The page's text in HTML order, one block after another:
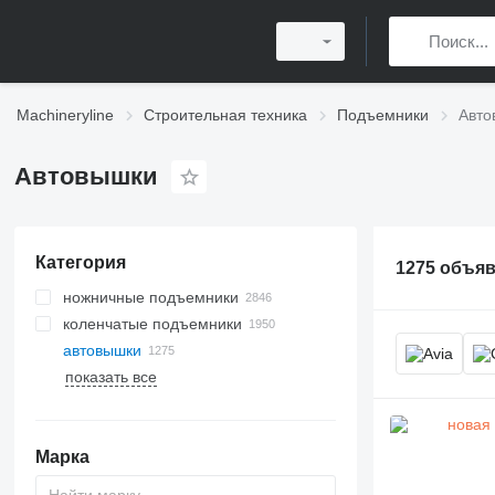
Machineryline Строительная техника Подъемники
Автовышки
Категория
ножничные подъемники
коленчатые подъемники
автовышки
показать все
Марка
1275